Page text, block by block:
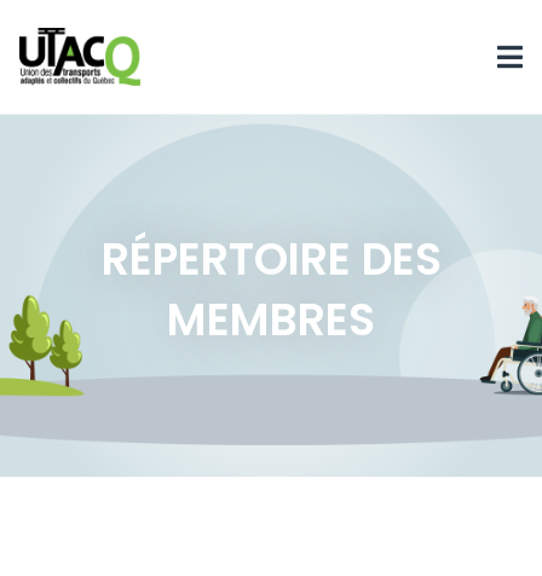
RÉPERTOIRE DES
MEMBRES